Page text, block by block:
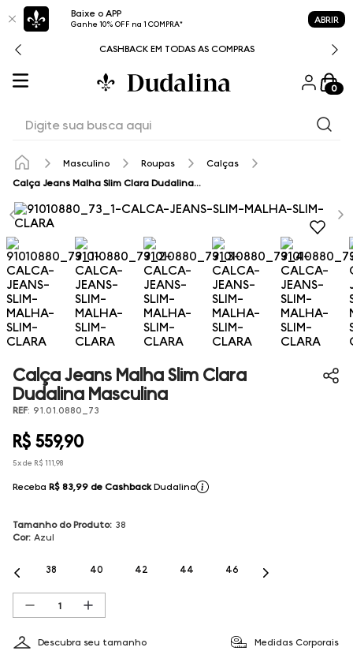
Baixe o APP
Ganhe 10% OFF na 1 COMPRA* ABRIR
CASHBACK EM TODAS AS COMPRAS
0
Masculino Roupas
Calças
Calça Jeans Malha Slim Clara Dudalina Masculina
Calça Jeans Malha Slim Clara
Dudalina Masculina
REF: 91.01.0880_73
R$ 559,90
5x de R$ 111,98
Receba R$ 83,99 de Cashback Dudalina
Tamanho do Produto: 38
Cor: Azul
38 40 42 44 46
Descubra seu tamanho Medidas Corporais